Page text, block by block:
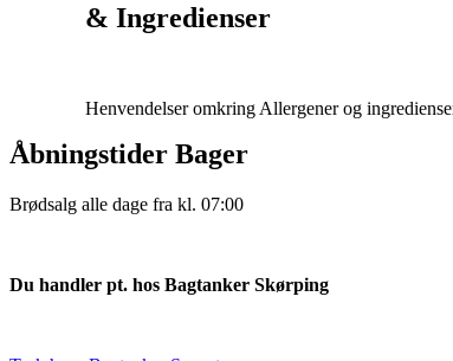
& Ingredienser
Henvendelser omkring Allergener og
Åbningstider Bager
Brødsalg alle dage fra kl. 07:00
Du handler pt. hos Bagtanker Skørping